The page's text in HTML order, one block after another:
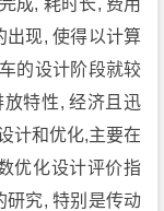
成, 耗时长, 费用
出现, 使得以计算
的设计阶段就较
特性, 经济且迅
计和优化,主要在
优化设计评价指
研究, 特别是传动